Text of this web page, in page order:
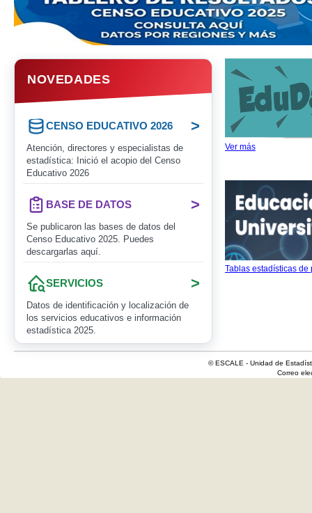
NOVEDADES
CENSO EDUCATIVO 2026 >
Atención, directores y especialistas de
estadística: Inició el acopio del Censo
Educativo 2026
BASE DE DATOS >
Se publicaron las bases de datos del
Censo Educativo 2025. Puedes
descargarlas aquí.
SERVICIOS >
Datos de identificación y localización de
los servicios educativos e información
estadística 2025.
Ver más
Tablas estadísticas
© ESCALE - Unidad de
Correo